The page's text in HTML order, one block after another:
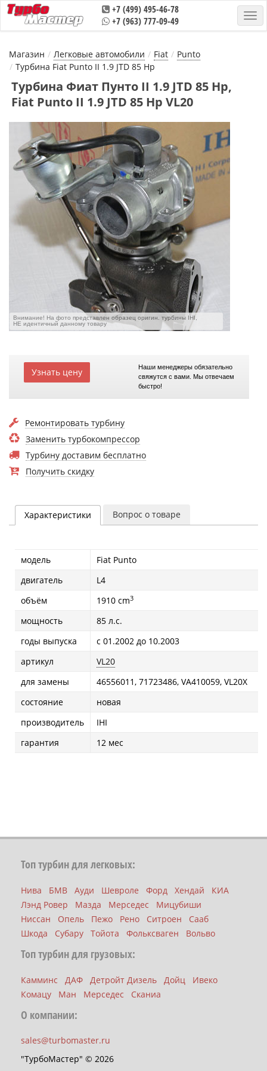
+7 (499) 495-46-78
+7 (963) 777-09-49
Магазин Легковые автомобили Fiat
Puntо
Турбина Fiat Puntо II 1.9 JTD 85 Hp
Турбина Фиат Пунто II 1.9 JTD 85 Hp,
Fiat Puntо II 1.9 JTD 85 Hp VL20
Внимание! На фото представлен образец оригин. турбины IHI,
НЕ идентичный данному товару
Узнать цену
Наши менеджеры обязательно
свяжутся с вами. Мы отвечаем
быстро!
Ремонтировать турбину
Заменить турбокомпрессор
Турбину доставим бесплатно
Получить скидку
Характеристики Вопрос о товаре
модель
Fiat Puntо
двигатель
L4
объём
1910 cm3
мощность
85 л.с.
годы выпуска
с 01.2002 до 10.2003
артикул
VL20
для замены
46556011, 71723486, VA410059, VL20X
состояние
новая
производитель
IHI
гарантия
12 мес
Топ турбин для легковых:
Нива БМВ Ауди Шевроле Форд Хендай
КИА
Лэнд Ровер
Мазда Мерседес
Мицубиши
Ниссан
Опель Пежо Рено Ситроен
Сааб
Шкода
Субару Тойота Фольксваген Вольво
Топ турбин для грузовых:
Камминс ДАФ Детройт Дизель Дойц
Ивеко
Комацу
Ман Мерседес Сканиа
О компании:
sales@turbomaster.ru
"ТурбоМастер" © 2026